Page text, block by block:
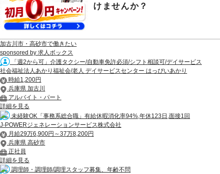
けませんか？
加古川市・高砂市で働きたい
sponsored by 求人ボックス
「週2から可」介護タクシー/自動車免許必須/シフト相談可/デイサービス
社会福祉法人あかり福祉会/老人 デイサービスセンター はっぴいあかり
時給1,200円
兵庫県 加古川
アルバイト・パート
詳細を見る
未経験OK「事務系総合職」有給休暇消化率94%,年休123日,面接1回
J-POWERジェネレーションサービス株式会社
月給29万6,900円～37万8,200円
兵庫県 高砂市
正社員
詳細を見る
調理師・調理師/調理スタッフ募集、年齢不問